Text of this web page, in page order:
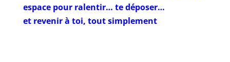
espace pour ralentir… te déposer…
et revenir à toi, tout simplement